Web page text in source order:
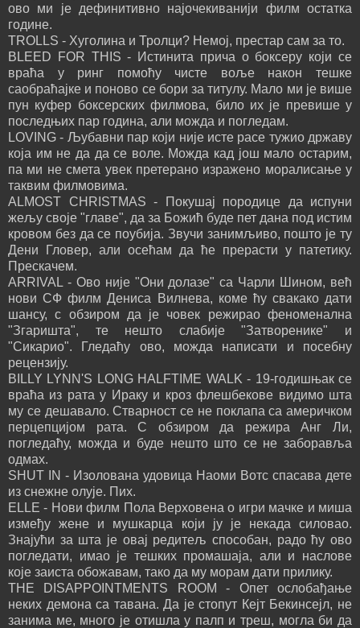
ово ми је дефинитивно најочекиванији филм остатка
године.
TROLLS - Хуголина и Тролци? Немој, престар сам за то.
BLEED FOR THIS - Истинита прича о боксеру који се
враћа у ринг помоћу чисте воље након тешке
саобраћајке и поново се бори за титулу. Мало ми је више
пун куфер боксерских филмова, било их је превише у
последњих пар година, али можда и погледам.
LOVING - Љубавни пар који није исте расе тужио државу
која им не да да се воле. Можда кад још мало остарим,
па ми не смета увек претерано изражено моралисање у
таквим филмовима.
ALMOST CHRISTMAS - Покушај породице да испуни
жељу своје "главе", да за Божић буде пет дана под истим
кровом без да се поубија. Звучи занимљиво, пошто је ту
Дени Гловер, али осећам да ће прерасти у патетику.
Прескачем.
ARRIVAL - Ово није "Они долазе" са Чарли Шином, већ
нови СФ филм Дениса Вилнева, коме ћу свакако дати
шансу, с обзиром да је човек режирао феноменална
"Згаришта", те нешто слабије "Затворенике" и
"Сикарио". Гледаћу ово, можда написати и посебну
рецензију.
BILLY LYNN'S LONG HALFTIME WALK - 19-годишњак се
враћа из рата у Ираку и кроз флешбекове видимо шта
му се дешавало. Стварност се не поклапа са америчком
перцепцијом рата. С обзиром да режира Анг Ли,
погледаћу, можда и буде нешто што се не заборавља
одмах.
SHUT IN - Изолована удовица Наоми Вотс спасава дете
из снежне олује. Пих.
ELLE - Нови филм Пола Верховена о игри мачке и миша
између жене и мушкарца који ју је некада силовао.
Знајући за шта је овај редитељ способан, радо ћу ово
погледати, имао је тешких промашаја, али и наслове
које заиста обожавам, тако да му морам дати прилику.
THE DISAPPOINTMENTS ROOM - Опет ослобађање
неких демона са тавана. Да је стопут Кејт Бекинсејл, не
занима ме, много је отишла у палп и треш, могла би да